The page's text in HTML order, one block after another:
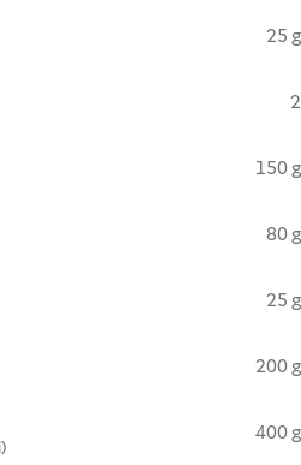
25 g
2
150 g
80 g
25 g
200 g
400 g